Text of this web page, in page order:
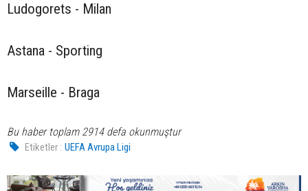
Ludogorets - Milan
Astana - Sporting
Marseille - Braga
Bu haber toplam 2914 defa okunmuştur
Etiketler : UEFA Avrupa Ligi